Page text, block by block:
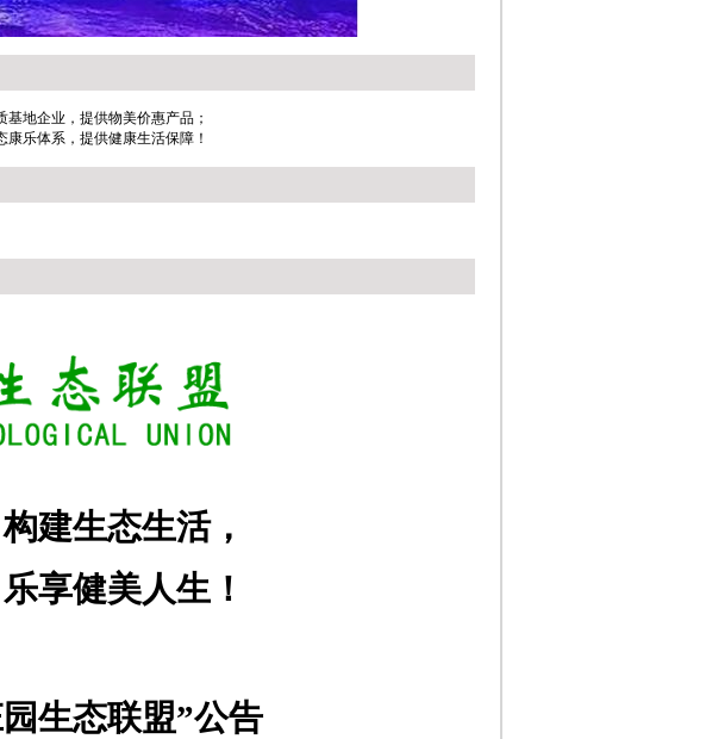
地企业，提供物美价惠产品；
乐体系，提供健康生活保障！
建生态生活，
享健美人生！
生态联盟”公告